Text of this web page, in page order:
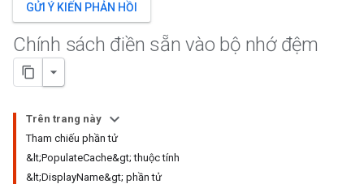
GỬI Ý KIẾN PHẢN HỒI
Chính sách điền sẵn vào bộ nhớ đệm
Trên trang này
Tham chiếu phần tử
&lt;PopulateCache&gt; thuộc tính
&lt;DisplayName&gt; phần tử